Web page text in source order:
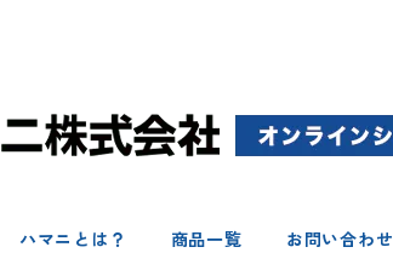
ハマニとは？ 商品一覧 お問い合わせ